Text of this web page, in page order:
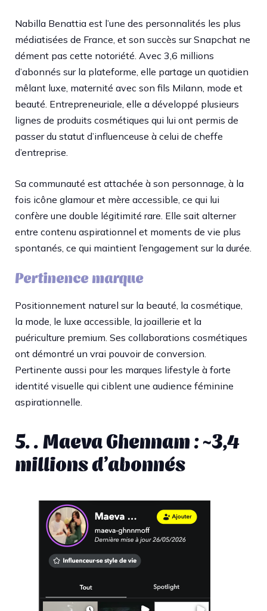
Nabilla Benattia est l’une des personnalités les plus
médiatisées de France, et son succès sur Snapchat ne
dément pas cette notoriété. Avec 3,6 millions
d’abonnés sur la plateforme, elle partage un quotidien
mêlant luxe, maternité avec son fils Milann, mode et
beauté. Entrepreneuriale, elle a développé plusieurs
lignes de produits cosmétiques qui lui ont permis de
passer du statut d’influenceuse à celui de cheffe
d’entreprise.
Sa communauté est attachée à son personnage, à la
fois icône glamour et mère accessible, ce qui lui
confère une double légitimité rare. Elle sait alterner
entre contenu aspirationnel et moments de vie plus
spontanés, ce qui maintient l’engagement sur la durée.
Pertinence marque
Positionnement naturel sur la beauté, la cosmétique,
la mode, le luxe accessible, la joaillerie et la
puériculture premium. Ses collaborations cosmétiques
ont démontré un vrai pouvoir de conversion.
Pertinente aussi pour les marques lifestyle à forte
identité visuelle qui ciblent une audience féminine
aspirationnelle.
5. . Maeva Ghennam : ~3,4
millions d’abonnés